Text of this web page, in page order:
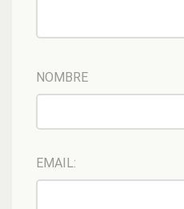
NOMBRE
EMAIL: